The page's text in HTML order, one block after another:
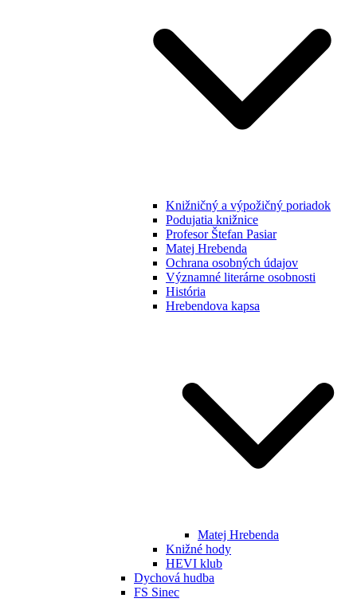
Knižničný a výpožičný poriadok
Podujatia knižnice
Profesor Štefan Pasiar
Matej Hrebenda
Ochrana osobných údajov
Významné literárne osobnosti
História
Hrebendova kapsa
Matej Hrebenda
Knižné hody
HEVI klub
Dychová hudba
FS Sinec